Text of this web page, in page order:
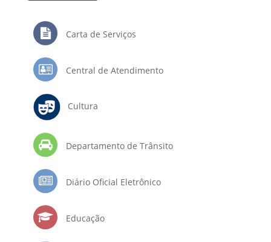
Carta de Serviços
Central de Atendimento
Cultura
Departamento de Trânsito
Diário Oficial Eletrônico
Educação